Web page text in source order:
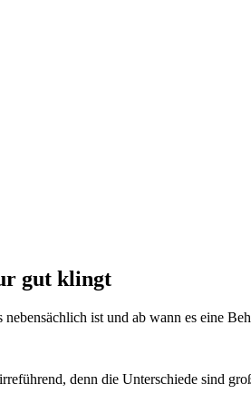
gut klingt
ist und ab wann es eine
denn die Unterschiede sind